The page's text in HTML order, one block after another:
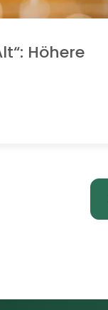
Höhere